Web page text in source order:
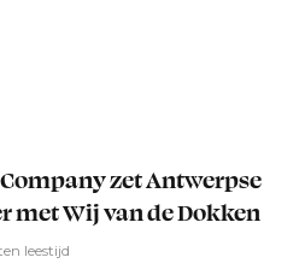
Company zet Antwerpse
met Wij van de Dokken
leestijd